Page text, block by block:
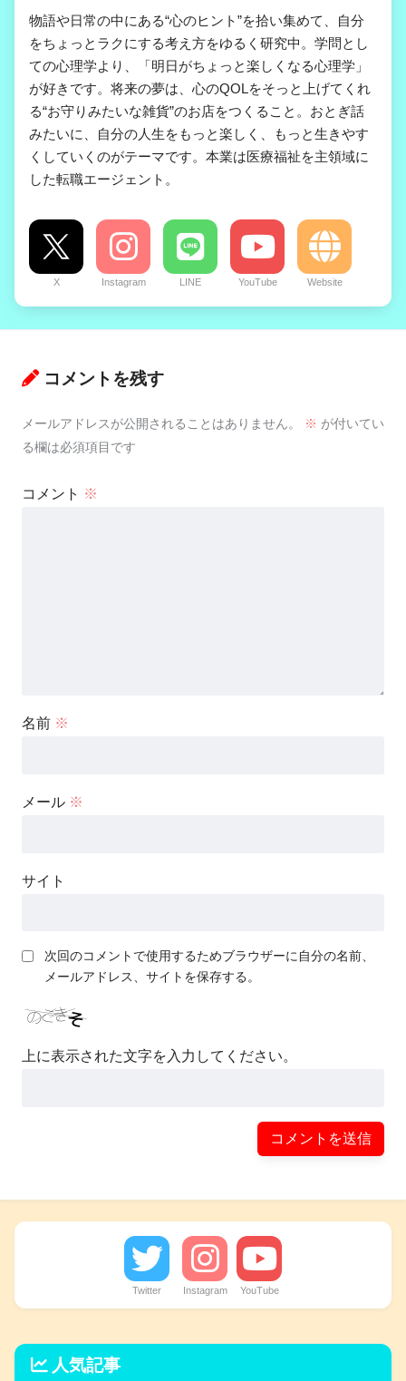
物語や日常の中にある“心のヒント”を拾い集めて、自分
をちょっとラクにする考え方をゆるく研究中。学問とし
ての心理学より、「明日がちょっと楽しくなる心理学」
が好きです。将来の夢は、心のQOLをそっと上げてくれ
る“お守りみたいな雑貨”のお店をつくること。おとぎ話
みたいに、自分の人生をもっと楽しく、もっと生きやす
くしていくのがテーマです。本業は医療福祉を主領域に
した転職エージェント。
X Instagram LINE YouTube Website
コメントを残す
メールアドレスが公開されることはありません。 ※ が付いてい
る欄は必須項目です
コメント ※
名前 ※
メール ※
サイト
次回のコメントで使用するためブラウザーに自分の名前、
メールアドレス、サイトを保存する。
上に表示された文字を入力してください。
Twitter Instagram YouTube
人気記事